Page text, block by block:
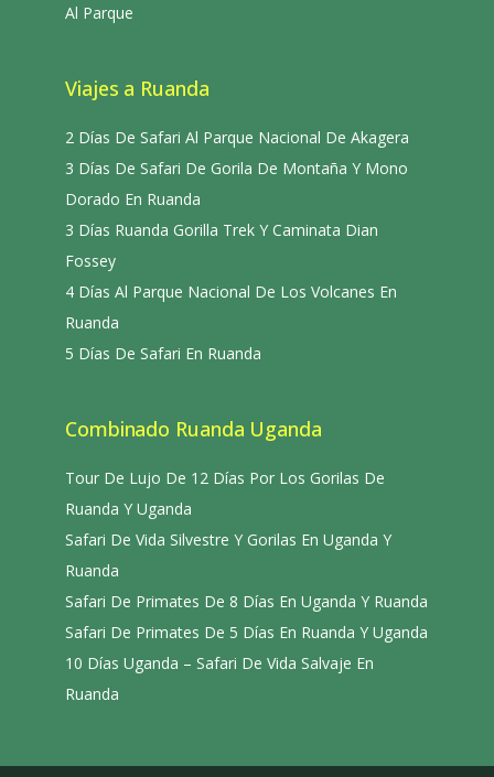
Al Parque
Viajes a Ruanda
2 Días De Safari Al Parque Nacional De Akagera
3 Días De Safari De Gorila De Montaña Y Mono
Dorado En Ruanda
3 Días Ruanda Gorilla Trek Y Caminata Dian
Fossey
4 Días Al Parque Nacional De Los Volcanes En
Ruanda
5 Días De Safari En Ruanda
Combinado Ruanda Uganda
Tour De Lujo De 12 Días Por Los Gorilas De
Ruanda Y Uganda
Safari De Vida Silvestre Y Gorilas En Uganda Y
Ruanda
Safari De Primates De 8 Días En Uganda Y Ruanda
Safari De Primates De 5 Días En Ruanda Y Uganda
10 Días Uganda – Safari De Vida Salvaje En
Ruanda